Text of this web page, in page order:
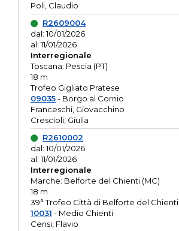
Poli, Claudio
R2609004
dal: 10/01/2026
al: 11/01/2026
Interregionale
Toscana: Pescia (PT)
18 m
Trofeo Gigliato Pratese
09035- Borgo al Cornio
Franceschi, Giovacchino
Crescioli, Giulia
R2610002
dal: 10/01/2026
al: 11/01/2026
Interregionale
Marche: Belforte del Chienti (MC)
18 m
39° Trofeo Città di Belforte del Chienti.
10031 - Medio Chienti
Censi, Flavio